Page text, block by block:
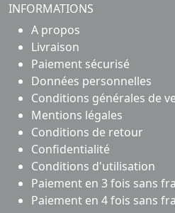
INFORMATIONS
A propos
Livraison
Paiement sécurisé
Données personnelles
Conditions générales de
Mentions légales
Conditions de retour
Confidentialité
Conditions d'utilisation
Paiement en 3 fois sans
Paiement en 4 fois sans